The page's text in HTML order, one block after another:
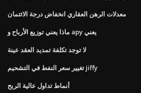
معدلات الرهن العقاري انخفاض درجة الائتمان
ماذا يعني توزيع الأرباح و apy يعني
لا توجد تكلفة تمديد العقد عينة
تغيير سعر النفط في التشحيم jiffy
أنماط تداول عالية الربح